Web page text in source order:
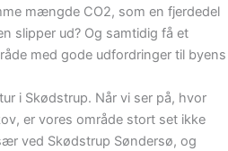
mængde CO2, som en fjerdedel
slipper ud? Og samtidig få et
med gode udfordringer til byens
i Skødstrup. Når vi ser på, hvor
er vores område stort set ikke
ved Skødstrup Søndersø, og